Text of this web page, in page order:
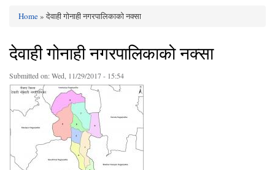
Home» देवाही गोनाही नगरपालिकाको नक्सा
देवाही गोनाही नगरपालिकाको नक्सा
Submitted on:Wed, 11/29/2017 - 15:54